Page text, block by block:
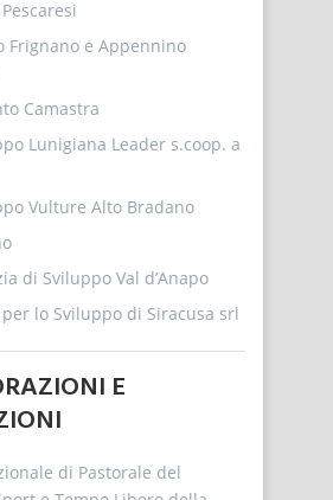
Frignano e Appennino
Camastra
Lunigiana Leader s.coop. a
Vulture Alto Bradano
di Sviluppo Val d’Anapo
lo Sviluppo di Siracusa srl
E
di Pastorale del